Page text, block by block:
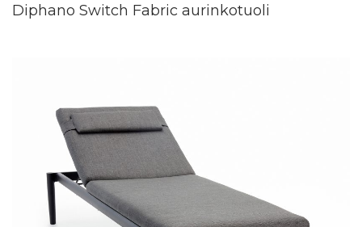
Diphano Switch Fabric aurinkotuoli